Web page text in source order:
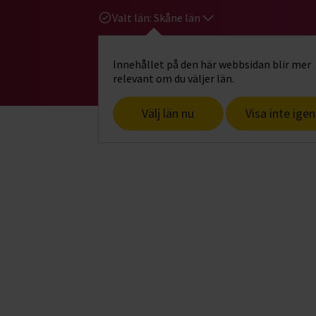
Valt län: Skåne län
Innehållet på den här webbsidan blir mer
relevant om du väljer län.
Välj län nu Visa inte igen
Gå till studiefrämjandets startsida